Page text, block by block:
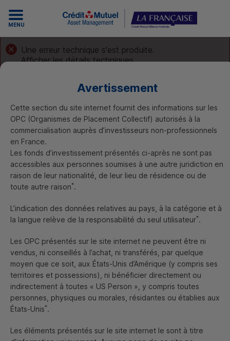
MENU
Une erreur technique s'est produite.
Afficher les détails techniques
Finance responsable
Billets de la
Finance Responsable
Trouver un OPC
Toutes les Actus de la Finance Responsable
Critère Environnemental Critère Social
Critère de Gouvernance
Avertissement
Cette section du site internet fournit des informations sur les
OPC (Organismes de Placement Collectif) autorisés à la
commercialisation auprès d’investisseurs non-professionnels
en France.
Les fonds d’investissement présentés ci-après ne sont pas
accessibles aux personnes soumises à une autre juridiction en
raison de leur nationalité, de leur lieu de résidence ou de
toute autre raison*.
L’indication des données relatives au pays, à la catégorie et à
la langue relève de la responsabilité du seul utilisateur*.
Les OPC présentés sur le site internet ne peuvent être ni
vendus, ni conseillés à l’achat, ni transférés, par quelque
moyen que ce soit, aux États-Unis d’Amérique (y compris ses
territoires et possessions), ni bénéficier directement ou
indirectement à toutes « US Person », y compris toutes
personnes, physiques ou morales, résidantes ou établies aux
États-Unis*.
Les éléments présentés sur le site internet le sont à titre